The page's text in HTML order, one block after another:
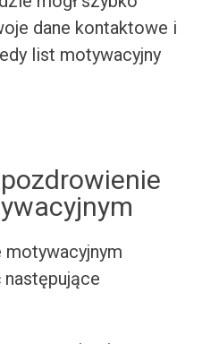
dane kontaktowe i
list motywacyjny